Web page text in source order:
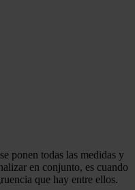
ponen todas las medidas y
en conjunto, es cuando
que hay entre ellos.